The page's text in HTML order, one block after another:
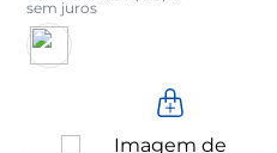
sem juros